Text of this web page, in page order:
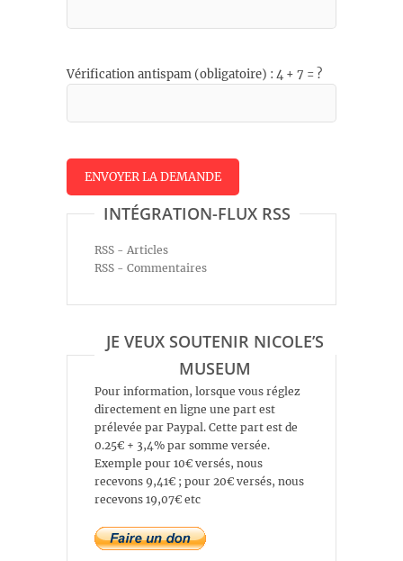
Vérification antispam (obligatoire) : 4 + 7 = ?
INTÉGRATION-FLUX RSS
RSS - Articles
RSS - Commentaires
JE VEUX SOUTENIR NICOLE’S
MUSEUM
Pour information, lorsque vous réglez
directement en ligne une part est
prélevée par Paypal. Cette part est de
0.25€ + 3,4% par somme versée.
Exemple pour 10€ versés, nous
recevons 9,41€ ; pour 20€ versés, nous
recevons 19,07€ etc